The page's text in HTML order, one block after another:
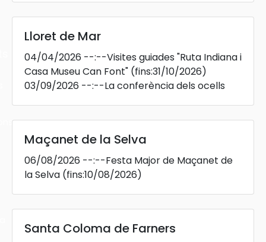
Lloret de Mar
04/04/2026 --:--Visites guiades "Ruta Indiana i
Casa Museu Can Font" (fins:31/10/2026)
03/09/2026 --:--La conferència dels ocells
Maçanet de la Selva
06/08/2026 --:--Festa Major de Maçanet de
la Selva (fins:10/08/2026)
Santa Coloma de Farners